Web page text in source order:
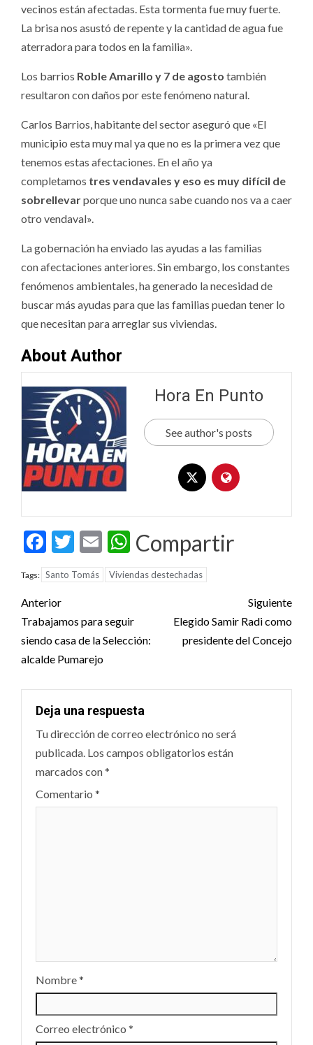
vecinos están afectadas. Esta tormenta fue muy fuerte.
La brisa nos asustó de repente y la cantidad de agua fue
aterradora para todos en la familia».
Los barrios Roble Amarillo y 7 de agosto también
resultaron con daños por este fenómeno natural.
Carlos Barrios, habitante del sector aseguró que «El
municipio esta muy mal ya que no es la primera vez que
tenemos estas afectaciones. En el año ya
completamos tres vendavales y eso es muy difícil de
sobrellevarporque uno nunca sabe cuando nos va a caer
otro vendaval».
La gobernación ha enviado las ayudas a las familias
con afectaciones anteriores. Sin embargo, los constantes
fenómenos ambientales, ha generado la necesidad de
buscar más ayudas para que las familias puedan tener lo
que necesitan para arreglar sus viviendas.
About Author
Hora En Punto
See author's posts
Facebook
Twitter
EmailWhatsApp
Compartir
Tags: Santo Tomás Viviendas destechadas
Post
navigation
Anterior
Trabajamos para seguir
siendo casa de la Selección:
alcalde Pumarejo
Siguiente
Elegido Samir Radi como
presidente del Concejo
Deja una respuesta
Tu dirección de correo electrónico no será
publicada. Los campos obligatorios están
marcados con*
Comentario *
Nombre*
Correo electrónico *